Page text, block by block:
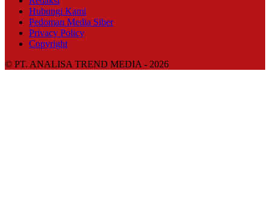
Hubungi Kami
Pedoman Media Siber
Privacy Policy
Copyright
© PT. ANALISA TREND MEDIA - 2026